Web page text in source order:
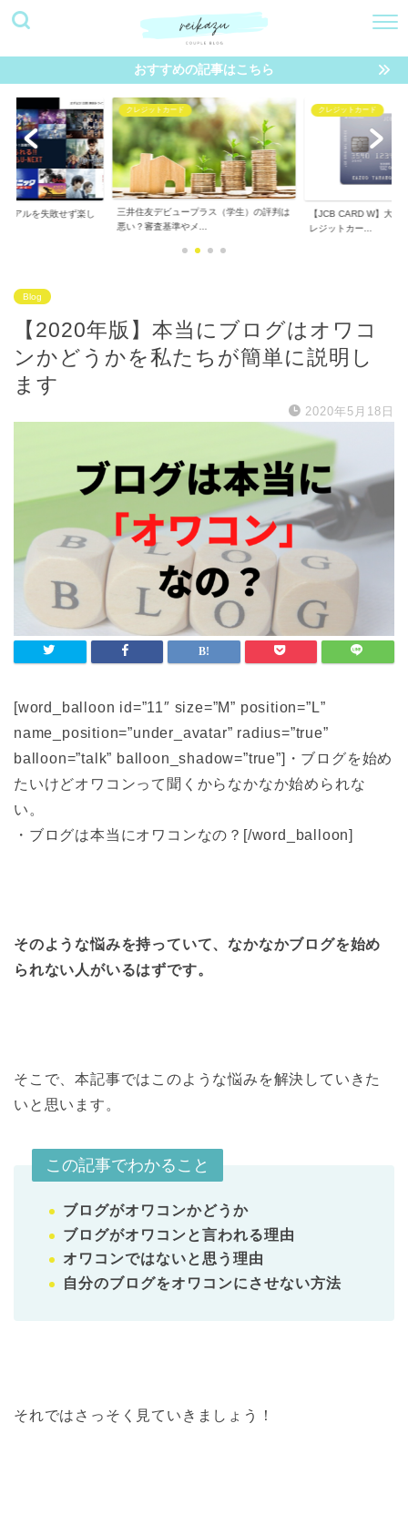
おすすめの記事はこちら
アルを失敗せず楽し
クレジットカード
三井住友デビュープラス（学生）の評判は
悪い？審査基準やメ...
クレジットカード
【JCB CARD W】大学
レジットカー...
Blog
【2020年版】本当にブログはオワコ
ンかどうかを私たちが簡単に説明し
ます
2020年5月18日
[word_balloon id=”11″ size=”M” position=”L”
name_position=”under_avatar” radius=”true”
balloon=”talk” balloon_shadow=”true”]・ブログを始め
たいけどオワコンって聞くからなかなか始められな
い。
・ブログは本当にオワコンなの？[/word_balloon]
そのような悩みを持っていて、なかなかブログを始め
られない人がいるはずです。
そこで、本記事ではこのような悩みを解決していきた
いと思います。
この記事でわかること
ブログがオワコンかどうか
ブログがオワコンと言われる理由
オワコンではないと思う理由
自分のブログをオワコンにさせない方法
それではさっそく見ていきましょう！